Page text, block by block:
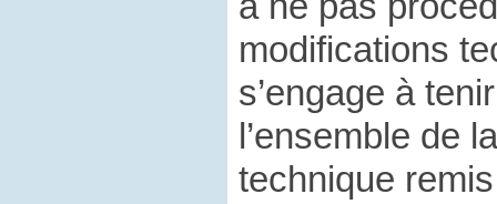
modifications
s’engage à
l’ensemble de
technique